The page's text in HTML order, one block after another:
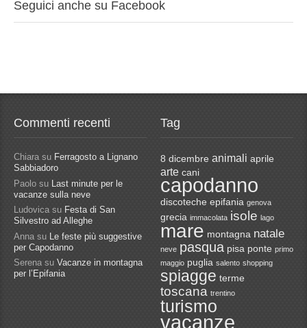
Seguici anche su Facebook
Commenti recenti
Chiarasu Ferragosto a Lignano
Sabbiadoro
Paolo su
Last minute per le
vacanze sulla neve
Ludovica su Festa di San
Silvestro ad Alleghe
Anna su
Le feste più suggestive
per Capodanno
Serena su Vacanze in montagna
per l’Epifania
Tag
8 dicembre animali aprile
arte cani
capodanno
discoteche epifania genova
grecia immacolata isole lago
mare montagna natale
neve pasqua pisa ponte primo
maggio puglia salento shopping
spiagge terme
toscana trentino
turismo
vacanze